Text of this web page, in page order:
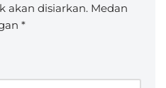
akan disiarkan. Medan
*